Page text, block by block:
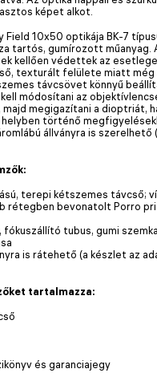
képet alkot.
Field 10x50 optikája BK-7
tartós, gumírozott műanyag.
kellően védettek az
texturált felülete miatt még
távcsövet könnyű
módosítani az
megigazítani a dioptriát,
helyben történő
állványra is szerelhető
terepi kétszemes távcső;
rétegben bevonatolt Porro
tubus, gumi
is rátehető (a készlet az
tartalmazza:
és garanciajegy